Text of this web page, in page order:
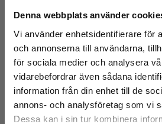
Denna webbplats använder
Vi använder enhetsidentifierare för
och annonserna till användarna,
för sociala medier och analysera
vidarebefordrar även sådana
information från din enhet till de
annons- och analysföretag som vi
Dessa kan i sin tur kombinera
2 040kr
Lägg I Varukorg
Få 10% rabatt på
och tillgång till de
E-
post: